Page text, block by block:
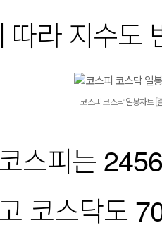
따라 지수도
코스피 코스닥 일봉차트 [
스피는
코스닥도